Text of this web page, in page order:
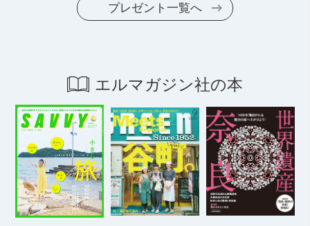
プレゼント一覧へ
エルマガジン社の本